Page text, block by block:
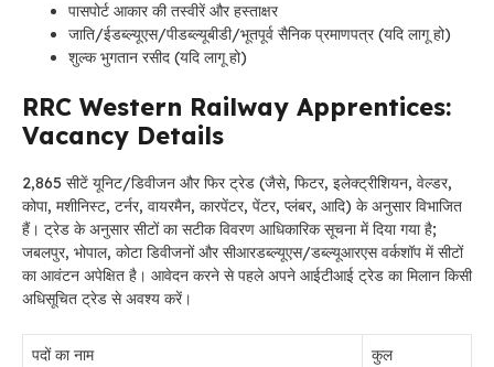
पासपोर्ट आकार की तस्वीरें और हस्ताक्षर
जाति/ईडब्ल्यूएस/पीडब्ल्यूबीडी/भूतपूर्व सैनिक प्रमाणपत्र (यदि लागू हो)
शुल्क भुगतान रसीद (यदि लागू हो)
RRC Western Railway Apprentices:
Vacancy Details
2,865 सीटें यूनिट/डिवीजन और फिर ट्रेड (जैसे, फिटर, इलेक्ट्रीशियन, वेल्डर,
कोपा, मशीनिस्ट, टर्नर, वायरमैन, कारपेंटर, पेंटर, प्लंबर, आदि) के अनुसार विभाजित
हैं। ट्रेड के अनुसार सीटों का सटीक विवरण आधिकारिक सूचना में दिया गया है;
जबलपुर, भोपाल, कोटा डिवीजनों और सीआरडब्ल्यूएस/डब्ल्यूआरएस वर्कशॉप में सीटों
का आवंटन अपेक्षित है। आवेदन करने से पहले अपने आईटीआई ट्रेड का मिलान किसी
अधिसूचित ट्रेड से अवश्य करें।
पदों का नाम कुल